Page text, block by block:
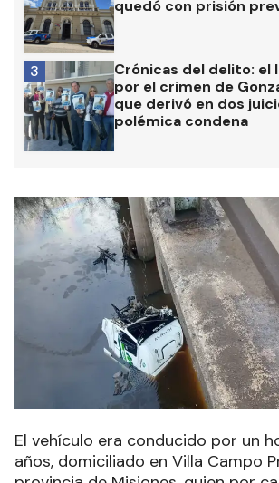
quedó con prisión
Crónicas del delito: el
por el crimen de
que derivó en dos
polémica condena
3
El vehículo era conducido por un
años, domiciliado en Villa Campo